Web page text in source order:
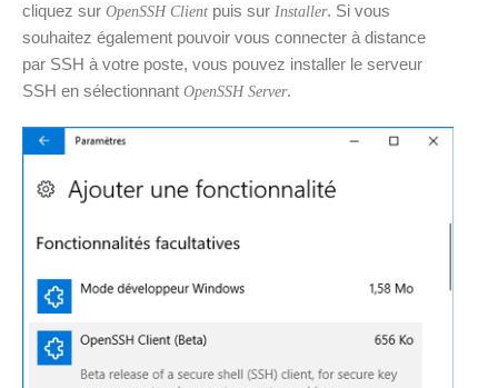
cliquez sur OpenSSH Client puis sur Installer. Si vous
souhaitez également pouvoir vous connecter à distance
par SSH à votre poste, vous pouvez installer le serveur
SSH en sélectionnant OpenSSH Server.